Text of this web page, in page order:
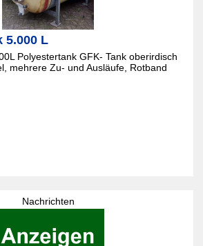
5.000 L
Polyestertank GFK- Tank oberirdisch
mehrere Zu- und Ausläufe, Rotband
Nachrichten